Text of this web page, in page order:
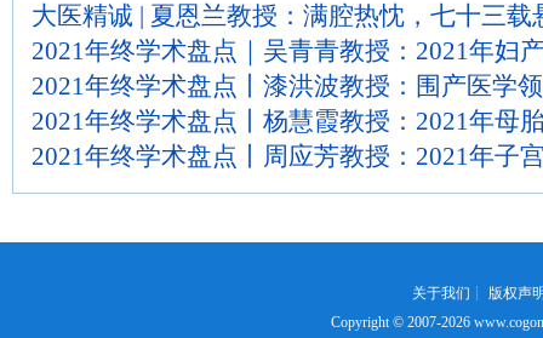
大医精诚 | 夏恩兰教授：满腔热忱，七十三载
2021年终学术盘点｜吴青青教授：2021年妇
2021年终学术盘点丨漆洪波教授：围产医学
2021年终学术盘点丨杨慧霞教授：2021年母
2021年终学术盘点丨周应芳教授：2021年子
关于我们 ┊ 版权声
Copyright © 2007-2026